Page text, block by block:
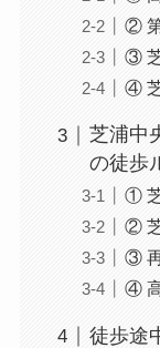
②
③
④
芝浦中
の徒歩
①
②
③
④
徒歩途